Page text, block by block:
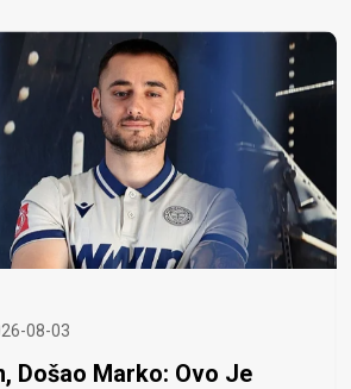
08-03
Došao Marko: Ovo Je